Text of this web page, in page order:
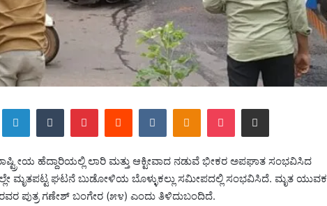
LinkedIn Tumblr Pinterest Reddit VKontakte Odnoklassniki Pocket Share via Email
ಹೆದ್ದಾರಿಯಲ್ಲಿ ಲಾರಿ ಮತ್ತು ಆಕ್ಟೀವಾದ ನಡುವೆ ಭೀಕರ ಅಪಘಾತ ಸಂಭವಿಸಿದ
ಮೃತಪಟ್ಟ ಘಟನೆ ಬುಡೋಳಿಯ ಬೊಳ್ಳುಕಲ್ಲು ಸಮೀಪದಲ್ಲಿ ಸಂಭವಿಸಿದೆ. ಮೃತ ಯುವಕ
ಪುತ್ರ ಗಣೇಶ್ ಬಂಗೇರ (೫೪) ಎಂದು ತಿಳಿದುಬಂದಿದೆ.